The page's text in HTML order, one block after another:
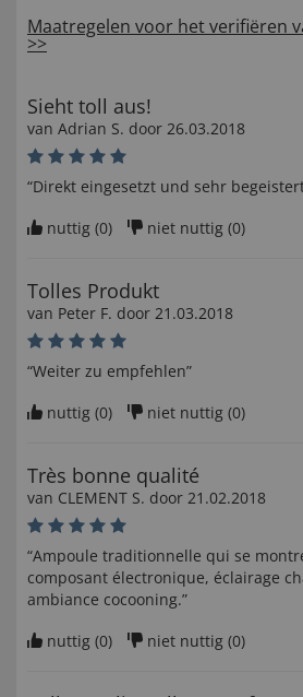
Maatregelen voor het verifiëren
>>
Sieht toll aus!
van Adrian S. door 26.03.2018
“Direkt eingesetzt und sehr
nuttig (0) niet nuttig (0)
Tolles Produkt
van Peter F. door 21.03.2018
“Weiter zu empfehlen”
nuttig (0) niet nuttig (0)
Très bonne qualité
van CLEMENT S. door 21.02.2018
“Ampoule traditionnelle qui se
composant électronique, éclairage
ambiance cocooning.”
nuttig (0) niet nuttig (0)